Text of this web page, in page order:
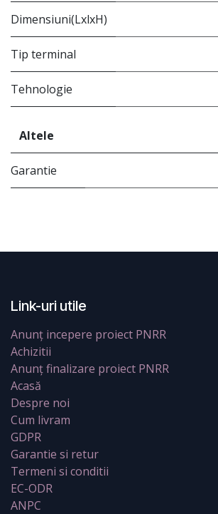
Dimensiuni(LxlxH)
Tip terminal
Tehnologie
Altele
Garantie
Link-uri utile
Anunț incepere proiect PNRR
Achizitii
Anunț finalizare proiect PNRR
Acasă
Despre noi
Cum livram
GDPR
Garantie si retur
Termeni si conditii
EC-ODR
ANPC